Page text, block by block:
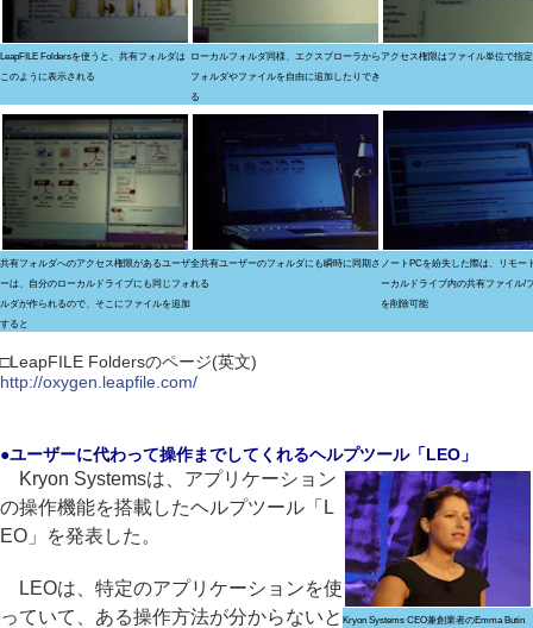
LeapFILE Foldersを使うと、共有フォルダは
このように表示される
ローカルフォルダ同様、エクスプローラから
フォルダやファイルを自由に追加したりでき
る
アクセス権限はファイル単位で指
共有フォルダへのアクセス権限があるユーザ
ーは、自分のローカルドライブにも同じフォ
ルダが作られるので、そこにファイルを追加
すると
全共有ユーザーのフォルダにも瞬時に同期さ
れる
ノートPCを紛失した際は、リモー
ーカルドライブ内の共有ファイル/
を削除可能
□LeapFILE Foldersのページ(英文)
http://oxygen.leapfile.com/
●ユーザーに代わって操作までしてくれるヘルプツール「LEO」
Kryon Systems CEO兼創業者のEmma Butin
Kryon Systemsは、アプリケーション
の操作機能を搭載したヘルプツール「L
EO」を発表した。
LEOは、特定のアプリケーションを使
っていて、ある操作方法が分からないと